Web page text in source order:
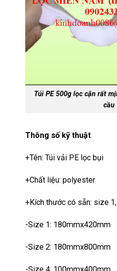
Túi PE 500g lọc cặn rất
cầu
Thông số kỹ thuật
+Tên: Túi vải PE lọc bụi
+Chất liệu: polyester
+Kích thước có sẵn: size
-Size 1: 180mmx420mm
-Size 2: 180mmx800mm
-Size 4: 100mmx400mm